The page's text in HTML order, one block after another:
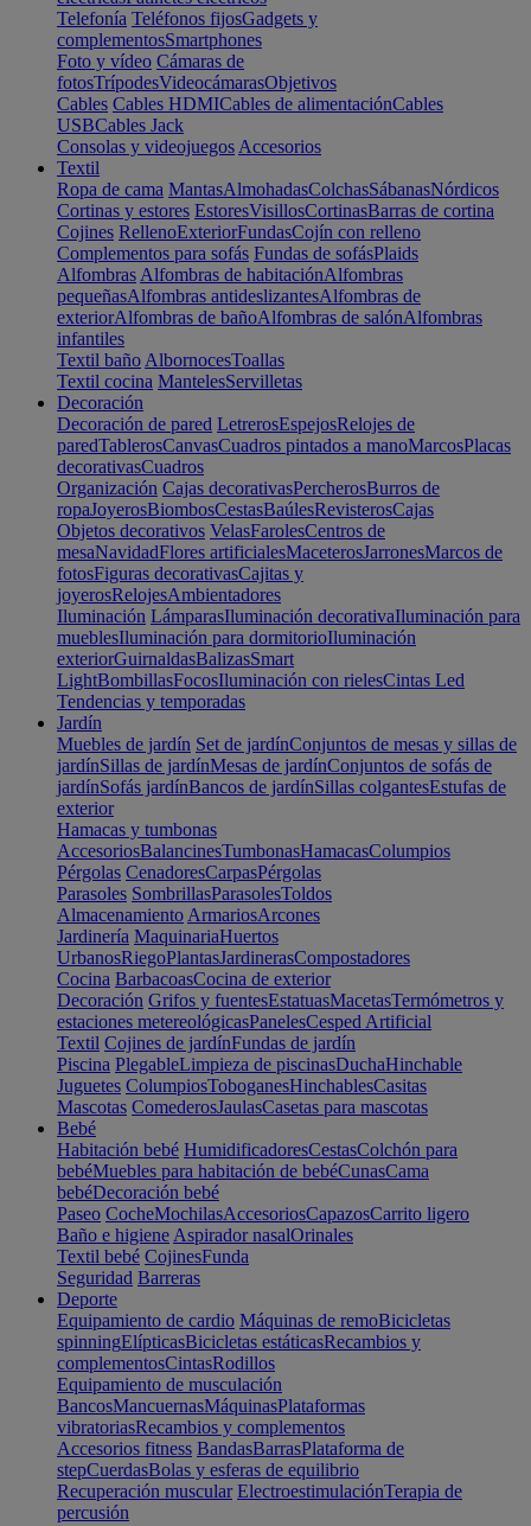
Telefonía Teléfonos fijosGadgets y
complementosSmartphones
Foto y vídeo Cámaras de
fotosTrípodesVideocámarasObjetivos
Cables Cables HDMICables de alimentaciónCables
USBCables Jack
Consolas y videojuegos Accesorios
Textil
Ropa de cama MantasAlmohadasColchasSábanasNórdicos
Cortinas y estores EstoresVisillosCortinasBarras de cortina
Cojines RellenoExteriorFundasCojín con relleno
Complementos para sofás Fundas de sofásPlaids
Alfombras Alfombras de habitaciónAlfombras
pequeñasAlfombras antideslizantesAlfombras de
exteriorAlfombras de bañoAlfombras de salónAlfombras
infantiles
Textil baño AlbornocesToallas
Textil cocina MantelesServilletas
Decoración
Decoración de pared LetrerosEspejosRelojes de
paredTablerosCanvasCuadros pintados a manoMarcosPlacas
decorativasCuadros
Organización Cajas decorativasPercherosBurros de
ropaJoyerosBiombosCestasBaúlesRevisterosCajas
Objetos decorativos VelasFarolesCentros de
mesaNavidadFlores artificialesMaceterosJarronesMarcos de
fotosFiguras decorativasCajitas y
joyerosRelojesAmbientadores
Iluminación LámparasIluminación decorativaIluminación para
mueblesIluminación para dormitorioIluminación
exteriorGuirnaldasBalizasSmart
LightBombillasFocosIluminación con rielesCintas Led
Tendencias y temporadas
Jardín
Muebles de jardín Set de jardínConjuntos de mesas y sillas de
jardínSillas de jardínMesas de jardínConjuntos de sofás de
jardínSofás jardínBancos de jardínSillas colgantesEstufas de
exterior
Hamacas y tumbonas
AccesoriosBalancinesTumbonasHamacasColumpios
Pérgolas CenadoresCarpasPérgolas
Parasoles SombrillasParasolesToldos
Almacenamiento ArmariosArcones
Jardinería MaquinariaHuertos
UrbanosRiegoPlantasJardinerasCompostadores
Cocina BarbacoasCocina de exterior
Decoración Grifos y fuentesEstatuasMacetasTermómetros y
estaciones metereológicasPanelesCesped Artificial
Textil Cojines de jardínFundas de jardín
Piscina PlegableLimpieza de piscinasDuchaHinchable
Juguetes ColumpiosToboganesHinchablesCasitas
Mascotas ComederosJaulasCasetas para mascotas
Bebé
Habitación bebé HumidificadoresCestasColchón para
bebéMuebles para habitación de bebéCunasCama
bebéDecoración bebé
Paseo CocheMochilasAccesoriosCapazosCarrito ligero
Baño e higiene Aspirador nasalOrinales
Textil bebé CojinesFunda
Seguridad Barreras
Deporte
Equipamiento de cardio Máquinas de remoBicicletas
spinningElípticasBicicletas estáticasRecambios y
complementosCintasRodillos
Equipamiento de musculación
BancosMancuernasMáquinasPlataformas
vibratoriasRecambios y complementos
Accesorios fitness BandasBarrasPlataforma de
stepCuerdasBolas y esferas de equilibrio
Recuperación muscular ElectroestimulaciónTerapia de
percusión